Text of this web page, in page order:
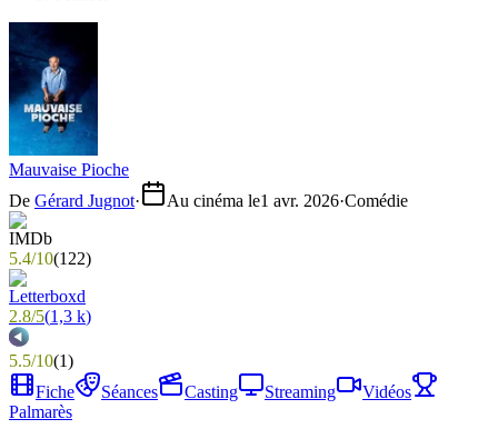
Mauvaise Pioche
De Gérard Jugnot· Au cinéma le1 avr. 2026·Comédie
5.4/10(122)
2.8/5(1,3 k)
5.5/10(1)
Fiche
Séances Casting Streaming
Vidéos
Palmarès